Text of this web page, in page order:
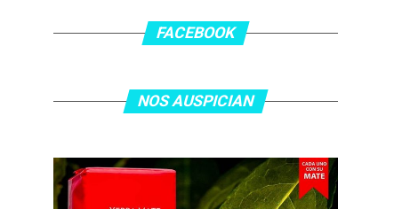
FACEBOOK
NOS AUSPICIAN